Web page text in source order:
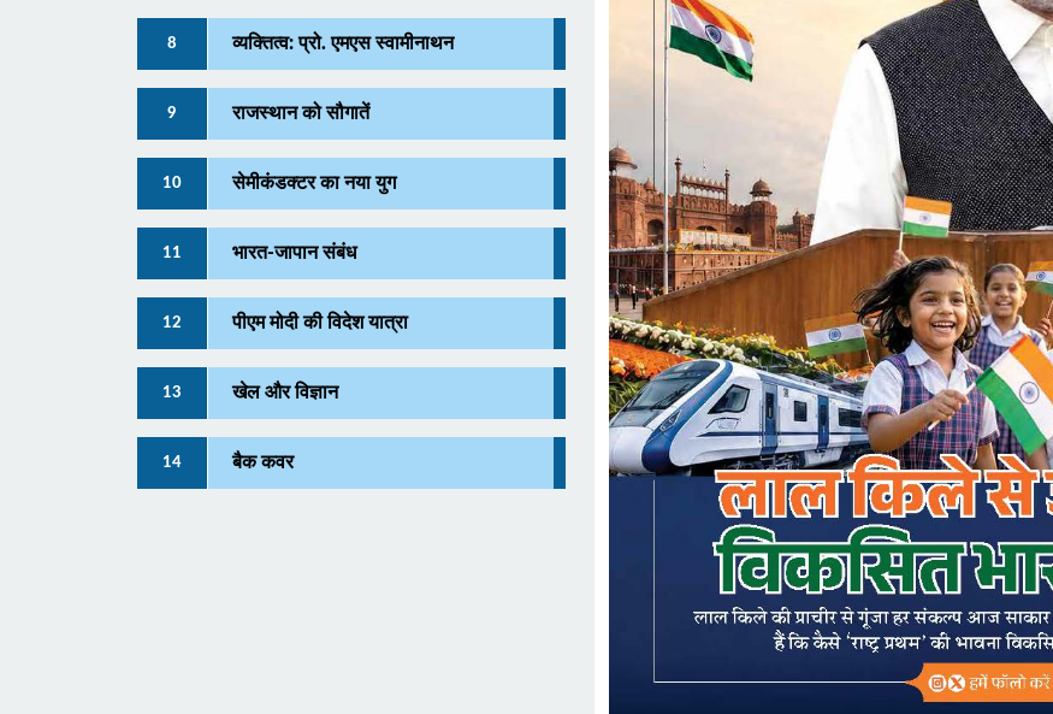
8 व्यक्तित्व: प्रो. एमएस स्वामीनाथन
9 राजस्थान को सौगातें
10 सेमीकंडक्टर का नया युग
11 भारत-जापान संबंध
12 पीएम मोदी की विदेश यात्रा
13 खेल और विज्ञान
14 बैक कवर